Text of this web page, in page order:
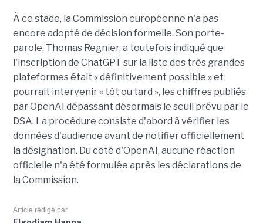
À ce stade, la Commission européenne n'a pas
encore adopté de décision formelle. Son porte-
parole, Thomas Regnier, a toutefois indiqué que
l'inscription de ChatGPT sur la liste des très grandes
plateformes était « définitivement possible » et
pourrait intervenir « tôt ou tard », les chiffres publiés
par OpenAI dépassant désormais le seuil prévu par le
DSA. La procédure consiste d'abord à vérifier les
données d'audience avant de notifier officiellement
la désignation. Du côté d'OpenAI, aucune réaction
officielle n'a été formulée après les déclarations de
la Commission.
Article rédigé par